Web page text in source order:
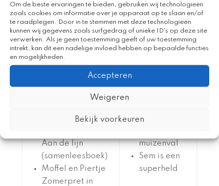
Om de beste ervaringen te bieden, gebruiken wij technologieën
zoals cookies om informatie over je apparaat op te slaan en/of
te raadplegen. Door in te stemmen met deze technologieën
kunnen wij gegevens zoals surfgedrag of unieke ID's op deze site
verwerken. Als je geen toestemming geeft of uw toestemming
intrekt, kan dit een nadelige invloed hebben op bepaalde functies
en mogelijkheden.
Accepteren
Weigeren
Bekijk voorkeuren
ik ik ik
sem
Moffel en Piertje
Troep in het bos
(samenleesboek)
Vlieg je
mee?
Klungel en
Slungel
rop is top
Aan de lijn
(samenleesboek)
Moffel en Piertje
Zomerpret in
AVI E4
muizenval
Sem is een
superheld